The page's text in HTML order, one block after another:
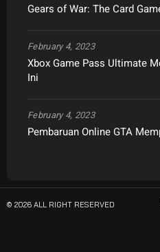
Gears of War: The Card
Xbox Game Pass Ultimate
Ini
February 4, 2023
Pembaruan Online GTA
February 4, 2023
© 2026 ALL RIGHT RESERVED